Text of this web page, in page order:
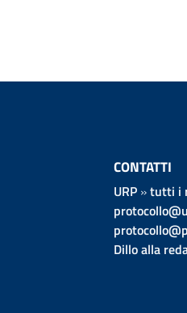
CONTATTI
URP»tutti i
Dillo alla